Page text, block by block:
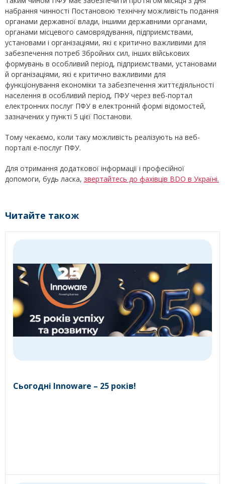
набрання чинності Постановою технічну можливість подання
органами державної влади, іншими державними органами,
органами місцевого самоврядування, підприємствами,
установами і організаціями, які є критично важливими для
забезпечення потреб Збройних сил, інших військових
формувань в особливий період, підприємствами, установами
й організаціями, які є критично важливими для
функціонування економіки та забезпечення життєдіяльності
населення в особливий період, ПФУ через веб-портал
електронних послуг ПФУ в електронній формі відомостей,
зазначених у пункті 5 цієї Постанови.
Тому чекаємо, коли таку можливість реалізують на веб-
порталі е-послуг ПФУ.
Для отримання додаткової інформації і професійної
допомоги, будь ласка, звертайтесь до фахівців BDO в Україні.
Читайте також
Сьогодні Innoware – 25 років!